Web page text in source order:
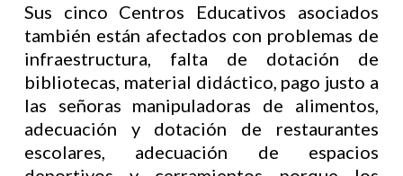
Sus cinco Centros Educativos asociados
también están afectados con problemas de
infraestructura, falta de dotación de
bibliotecas, material didáctico, pago justo a
las señoras manipuladoras de alimentos,
adecuación y dotación de restaurantes
escolares, adecuación de espacios